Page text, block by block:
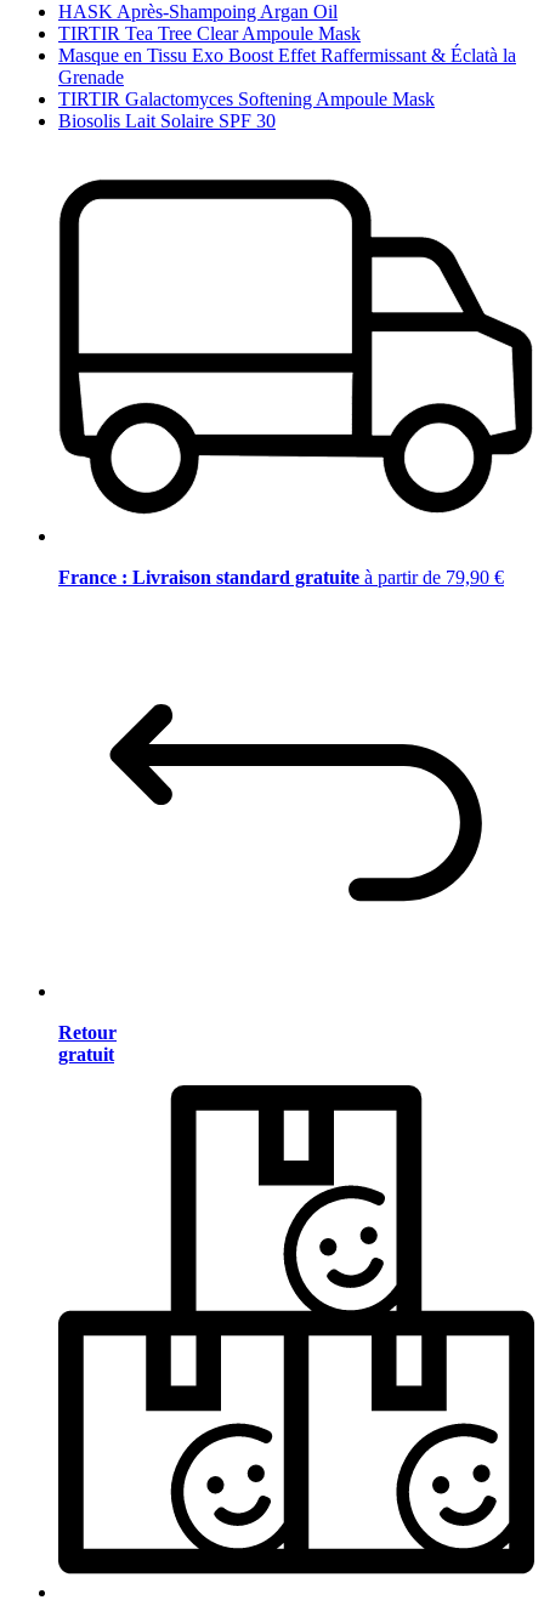
HASK Après-Shampoing Argan Oil
TIRTIR Tea Tree Clear Ampoule Mask
Masque en Tissu Exo Boost Effet Raffermissant & Éclatà la
Grenade
TIRTIR Galactomyces Softening Ampoule Mask
Biosolis Lait Solaire SPF 30
France : Livraison standard gratuite à partir de 79,90 €
Retour
gratuit